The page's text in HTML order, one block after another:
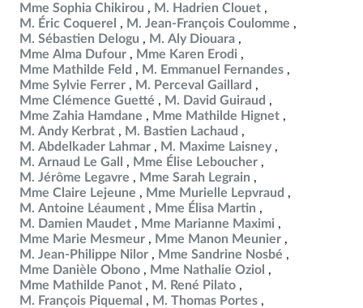
Mme Sophia Chikirou
M. Hadrien Clouet
M. Éric Coquerel
M. Jean-François Coulomme
M. Sébastien Delogu
M. Aly Diouara
Mme Alma Dufour
Mme Karen Erodi
Mme Mathilde Feld
M. Emmanuel Fernandes
Mme Sylvie Ferrer
M. Perceval Gaillard
Mme Clémence Guetté
M. David Guiraud
Mme Zahia Hamdane
Mme Mathilde Hignet
M. Andy Kerbrat
M. Bastien Lachaud
M. Abdelkader Lahmar
M. Maxime Laisney
M. Arnaud Le Gall
Mme Élise Leboucher
M. Jérôme Legavre
Mme Sarah Legrain
Mme Claire Lejeune
Mme Murielle Lepvraud
M. Antoine Léaument
Mme Élisa Martin
M. Damien Maudet
Mme Marianne Maximi
Mme Marie Mesmeur
Mme Manon Meunier
M. Jean-Philippe Nilor
Mme Sandrine Nosbé
Mme Danièle Obono
Mme Nathalie Oziol
Mme Mathilde Panot
M. René Pilato
M. François Piquemal
M. Thomas Portes